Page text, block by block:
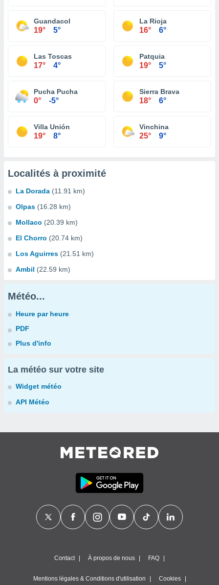
Guandacol
19° 5°
La Rioja
16° 6°
Las Toscas
17° 4°
Patquia
19° 5°
Pucha Pucha
0° -5°
Sierra Brava
18° 6°
Villa Unión
19° 8°
Vinchina
25° 9°
Localités à proximité
La Dorada (11.91 km)
Olpas (16.28 km)
Mollaco (20.39 km)
El Chorro (20.74 km)
Los Aguirres (21.51 km)
Ambil (22.59 km)
Météo...
Heure par heure
PDF
Plus d'info
La météo sur votre site
Widget météo
API Météo
Contact À propos de nous FAQ
Mentions légales & Conditions d'utilisation Cookies